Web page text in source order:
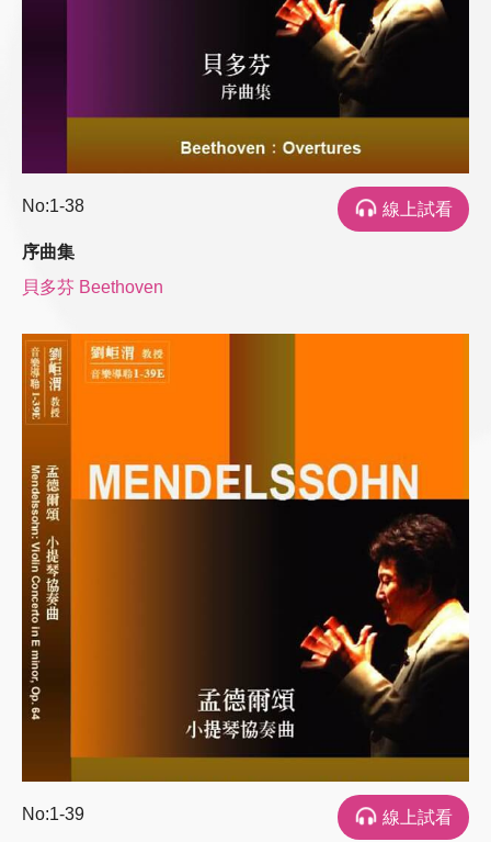
No:1-38 線上試看
序曲集
貝多芬 Beethoven
No:1-39 線上試看